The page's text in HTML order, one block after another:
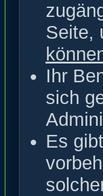
Seite,
Ihr
sich
Es